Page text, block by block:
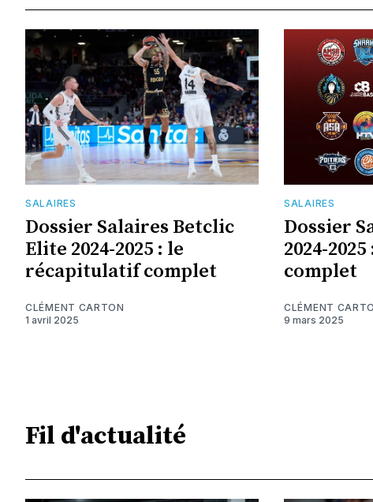
SALAIRES
Dossier Salaires Betclic
Elite 2024-2025 : le
récapitulatif complet
CLÉMENT CARTON
1 avril 2025
SALAIRES
Dossier
2024-
complet
CLÉMENT
9 mars 2025
Fil d'actualité